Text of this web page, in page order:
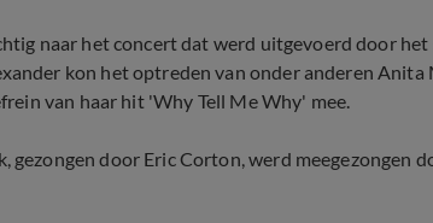
naar het concert dat werd uitgevoerd door
kon het optreden van onder anderen Anita
van haar hit 'Why Tell Me Why' mee.
gezongen door Eric Corton, werd meegezongen